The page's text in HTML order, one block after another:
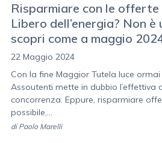
Risparmiare con le
Libero dell’energia? Non è
scopri come a maggio
22 Maggio 2024
Con la fine Maggior Tutela luce ormai
Assoutenti mette in dubbio l’effettiva
concorrenza. Eppure, risparmiare
possibile,...
di Paolo Marelli